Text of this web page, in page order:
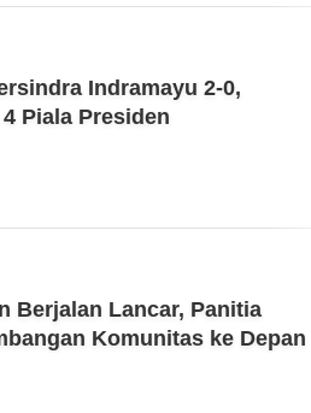
Indramayu 2-0,
Piala Presiden
Berjalan Lancar, Panitia
Komunitas ke Depan